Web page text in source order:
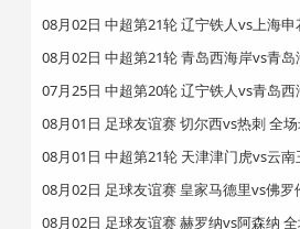
08月01日 足球友谊赛 切尔西vs热刺 全
08月02日 足球友谊赛 赫罗纳vs阿森纳